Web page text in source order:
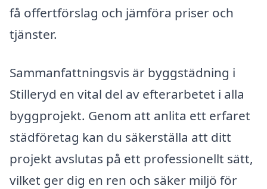
få offertförslag och jämföra priser och
tjänster.
Sammanfattningsvis är byggstädning i
Stilleryd en vital del av efterarbetet i alla
byggprojekt. Genom att anlita ett erfaret
städföretag kan du säkerställa att ditt
projekt avslutas på ett professionellt sätt,
vilket ger dig en ren och säker miljö för